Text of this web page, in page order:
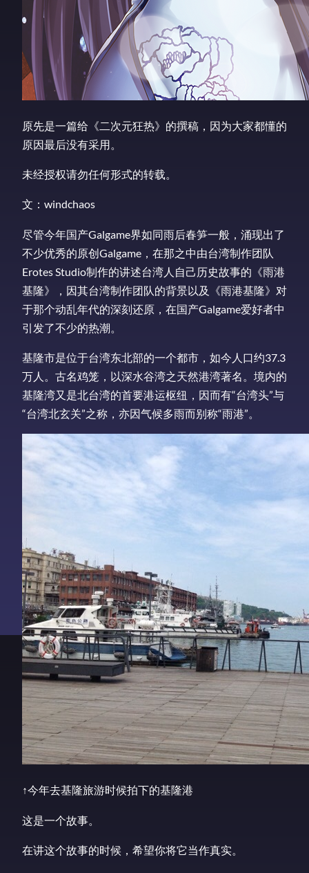
原先是一篇给《二次元狂热》的撰稿，因为大家都懂的
原因最后没有采用。
未经授权请勿任何形式的转载。
文：windchaos
尽管今年国产Galgame界如同雨后春笋一般，涌现出了
不少优秀的原创Galgame，在那之中由台湾制作团队
Erotes Studio制作的讲述台湾人自己历史故事的《雨港
基隆》，因其台湾制作团队的背景以及《雨港基隆》对
于那个动乱年代的深刻还原，在国产Galgame爱好者中
引发了不少的热潮。
基隆市是位于台湾东北部的一个都市，如今人口约37.3
万人。古名鸡笼，以深水谷湾之天然港湾著名。境内的
基隆湾又是北台湾的首要港运枢纽，因而有“台湾头”与
“台湾北玄关”之称，亦因气候多雨而别称“雨港”。
↑今年去基隆旅游时候拍下的基隆港
这是一个故事。
在讲这个故事的时候，希望你将它当作真实。